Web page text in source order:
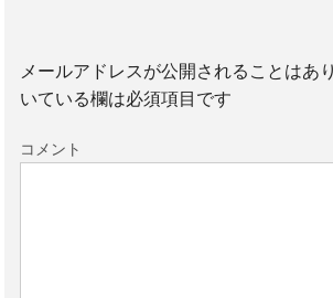
メールアドレスが公開されることはあ
いている欄は必須項目です
コメント